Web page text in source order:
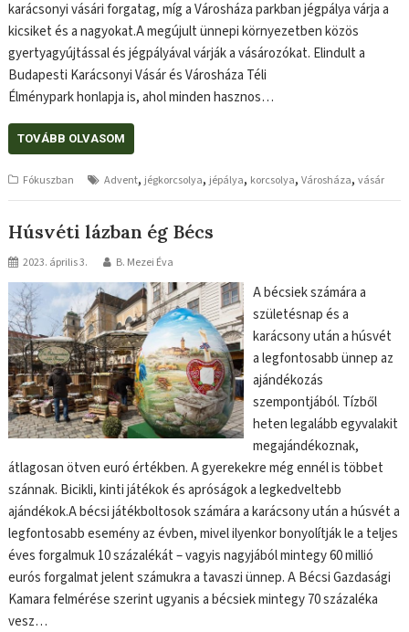
karácsonyi vásári forgatag, míg a Városháza parkban jégpálya várja a
kicsiket és a nagyokat.A megújult ünnepi környezetben közös
gyertyagyújtással és jégpályával várják a vásározókat. Elindult a
Budapesti Karácsonyi Vásár és Városháza Téli
Élménypark honlapja is, ahol minden hasznos…
TOVÁBB OLVASOM
Fókuszban Advent,jégkorcsolya,jépálya, korcsolya,Városháza,vásár
Húsvéti lázban ég Bécs
2023. április 3. B. Mezei Éva
A bécsiek számára a
születésnap és a
karácsony után a húsvét
a legfontosabb ünnep az
ajándékozás
szempontjából. Tízből
heten legalább egyvalakit
megajándékoznak,
átlagosan ötven euró értékben. A gyerekekre még ennél is többet
szánnak. Bicikli, kinti játékok és apróságok a legkedveltebb
ajándékok.A bécsi játékboltosok számára a karácsony után a húsvét a
legfontosabb esemény az évben, mivel ilyenkor bonyolítják le a teljes
éves forgalmuk 10 százalékát – vagyis nagyjából mintegy 60 millió
eurós forgalmat jelent számukra a tavaszi ünnep. A Bécsi Gazdasági
Kamara felmérése szerint ugyanis a bécsiek mintegy 70 százaléka
vesz…